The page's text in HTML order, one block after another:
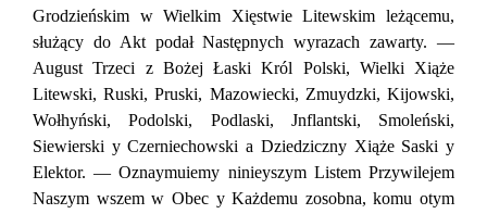
Grodzieńskim w Wielkim Xięstwie Litewskim leżącemu,
służący do Akt podał Następnych wyrazach zawarty. —
August Trzeci z Bożej Łaski Król Polski, Wielki Xiąże
Litewski, Ruski, Pruski, Mazowiecki, Zmuydzki, Kijowski,
Wołhyński, Podolski, Podlaski, Jnflantski, Smoleński,
Siewierski у Czerniechowski a Dziedziczny Xiąże Saski у
Elektor. — Oznaymuiemy ninieyszym Listem Przywilejem
Naszym wszem w Obec у Każdemu zosobna, komu otym